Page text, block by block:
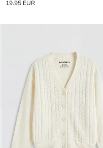
19.95 EUR